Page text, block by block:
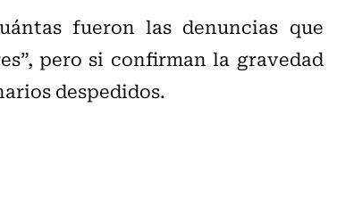
fueron las denuncias que
pero si confirman la gravedad
despedidos.